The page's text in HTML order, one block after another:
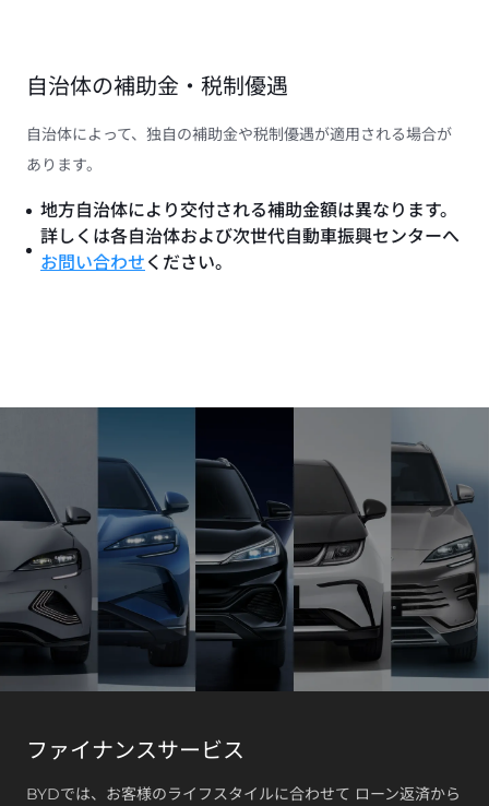
自治体の補助金・税制優遇
自治体によって、独自の補助金や税制優遇が適用される場合が
あります。
地方自治体により交付される補助金額は異なります。
詳しくは各自治体および次世代自動車振興センターへ
お問い合わせ ください。
ファイナンスサービス
BYDでは、お客様のライフスタイルに合わせて ローン返済から